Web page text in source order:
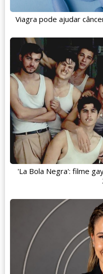
Viagra pode ajudar
'La Bola Negra': filme